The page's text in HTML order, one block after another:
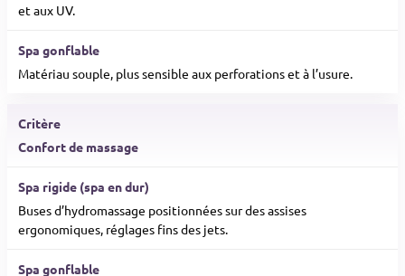
OEWEO Privilège XL5+ - À
partir de 13 990 € TTC*
Accessoires
et aux UV.
Matériau souple, plus sensible aux perforations et à l’usure.
Confort de massage
Buses d’hydromassage positionnées sur des assises
ergonomiques, réglages fins des jets.